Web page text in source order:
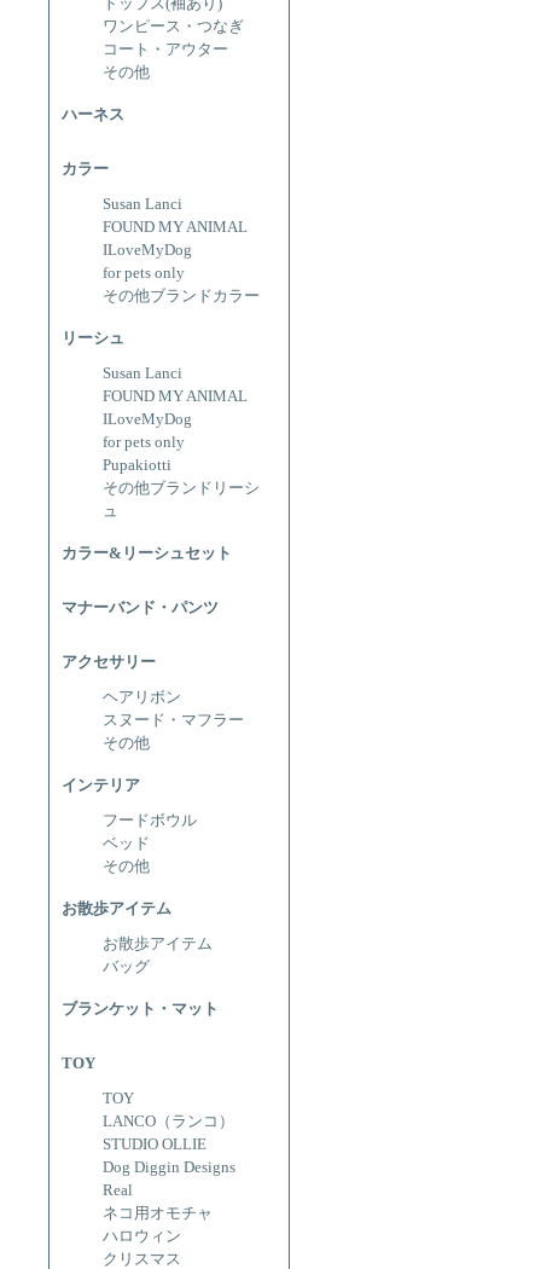
ワンピース・つなぎ
コート・アウター
その他
ハーネス
カラー
Susan Lanci
FOUND MY ANIMAL
ILoveMyDog
for pets only
その他ブランドカラー
リーシュ
Susan Lanci
FOUND MY ANIMAL
ILoveMyDog
for pets only
Pupakiotti
その他ブランドリーシ
ュ
カラー&リーシュセット
マナーバンド・パンツ
アクセサリー
ヘアリボン
スヌード・マフラー
その他
インテリア
フードボウル
ベッド
その他
お散歩アイテム
お散歩アイテム
バッグ
ブランケット・マット
TOY
TOY
LANCO（ランコ）
STUDIO OLLIE
Dog Diggin Designs
Real
ネコ用オモチャ
ハロウィン
クリスマス